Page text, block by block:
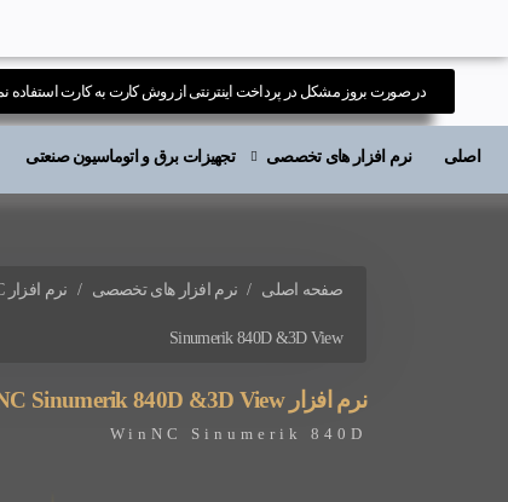
در صورت بروز مشکل در پرداخت اینترنتی از روش کارت به کارت استفاده
اصلی نرم افزار های تخصصی تجهیزات برق و اتوماسیون صنعتی
صفحه اصلی نرم افزار های تخصصی نرم افزار PLC
Sinumerik 840D &3D View
نرم افزار WinNC Sinumerik 840D &3D View
WinNC Sinumerik 840D